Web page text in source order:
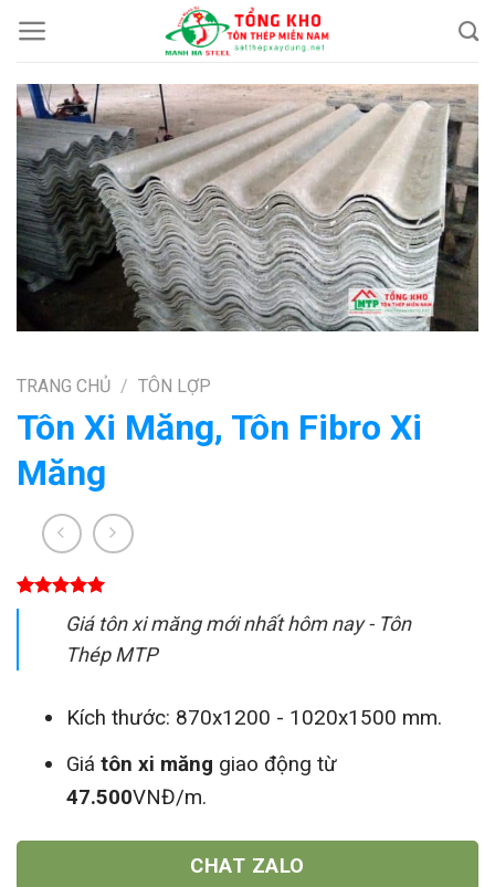
Chuyển
đến
nội
dung
TRANG CHỦ / TÔN LỢP
Tôn Xi Măng, Tôn Fibro Xi
Măng
5.00
dựa trên
1
đánh giá
Giá tôn xi măng mới nhất hôm nay - Tôn
Thép MTP
Kích thước: 870x1200 - 1020x1500 mm.
Giá tôn xi măng giao động từ
47.500VNĐ/m.
CHAT ZALO